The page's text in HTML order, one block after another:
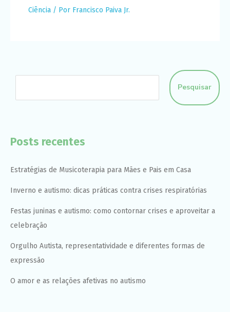
Ciência / Por Francisco Paiva Jr.
Pesquisar
Posts recentes
Estratégias de Musicoterapia para Mães e Pais em Casa
Inverno e autismo: dicas práticas contra crises respiratórias
Festas juninas e autismo: como contornar crises e aproveitar a
celebração
Orgulho Autista, representatividade e diferentes formas de
expressão
O amor e as relações afetivas no autismo